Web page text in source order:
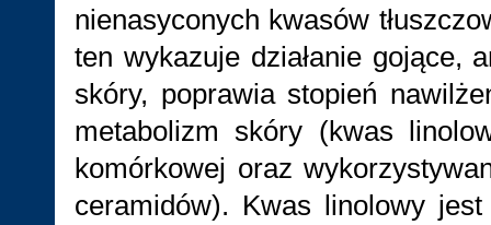
nienasyconych kwasów
ten wykazuje działanie gojące,
skóry, poprawia stopień
metabolizm skóry (kwas
komórkowej oraz
ceramidów). Kwas linolowy